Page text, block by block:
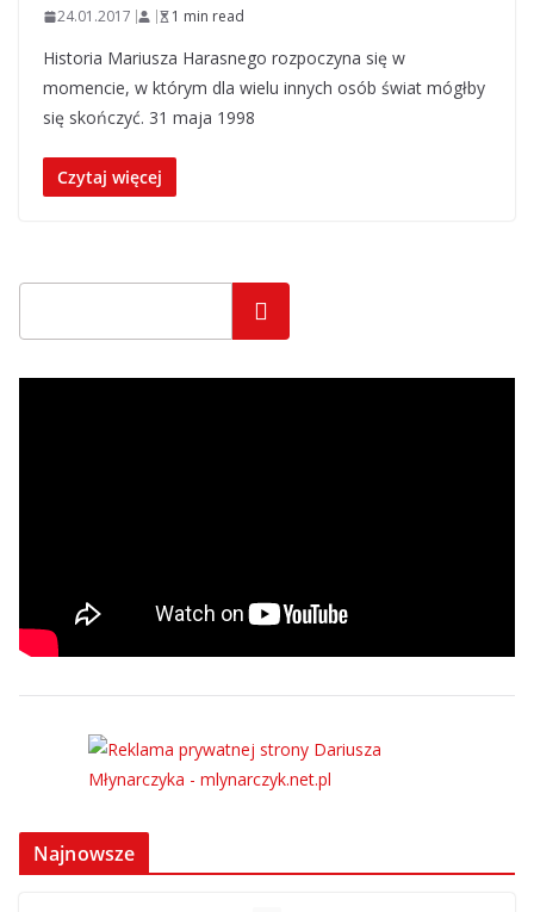
24.01.2017 1 min read
Historia Mariusza Harasnego rozpoczyna się w
momencie, w którym dla wielu innych osób świat mógłby
się skończyć. 31 maja 1998
Czytaj więcej
Szukaj
Najnowsze